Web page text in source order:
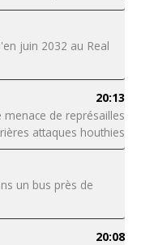
juin 2032 au Real
20:13
de représailles
attaques houthies
un bus près de
20:08